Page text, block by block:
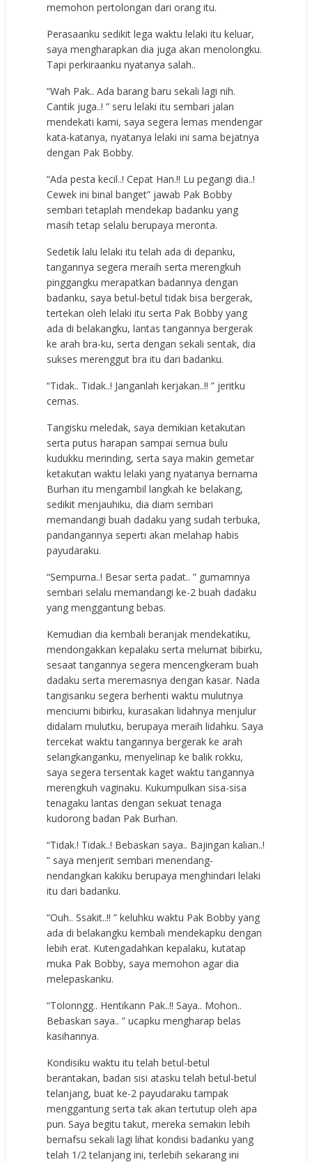
memohon pertolongan dari orang itu.
Perasaanku sedikit lega waktu lelaki itu keluar,
saya mengharapkan dia juga akan menolongku.
Tapi perkiraanku nyatanya salah..
“Wah Pak.. Ada barang baru sekali lagi nih.
Cantik juga..! ” seru lelaki itu sembari jalan
mendekati kami, saya segera lemas mendengar
kata-katanya, nyatanya lelaki ini sama bejatnya
dengan Pak Bobby.
“Ada pesta kecil..! Cepat Han.!! Lu pegangi dia..!
Cewek ini binal banget” jawab Pak Bobby
sembari tetaplah mendekap badanku yang
masih tetap selalu berupaya meronta.
Sedetik lalu lelaki itu telah ada di depanku,
tangannya segera meraih serta merengkuh
pinggangku merapatkan badannya dengan
badanku, saya betul-betul tidak bisa bergerak,
tertekan oleh lelaki itu serta Pak Bobby yang
ada di belakangku, lantas tangannya bergerak
ke arah bra-ku, serta dengan sekali sentak, dia
sukses merenggut bra itu dari badanku.
“Tidak.. Tidak..! Janganlah kerjakan..!! ” jeritku
cemas.
Tangisku meledak, saya demikian ketakutan
serta putus harapan sampai semua bulu
kudukku merinding, serta saya makin gemetar
ketakutan waktu lelaki yang nyatanya bernama
Burhan itu mengambil langkah ke belakang,
sedikit menjauhiku, dia diam sembari
memandangi buah dadaku yang sudah terbuka,
pandangannya seperti akan melahap habis
payudaraku.
“Sempurna..! Besar serta padat.. ” gumamnya
sembari selalu memandangi ke-2 buah dadaku
yang menggantung bebas.
Kemudian dia kembali beranjak mendekatiku,
mendongakkan kepalaku serta melumat bibirku,
sesaat tangannya segera mencengkeram buah
dadaku serta meremasnya dengan kasar. Nada
tangisanku segera berhenti waktu mulutnya
menciumi bibirku, kurasakan lidahnya menjulur
didalam mulutku, berupaya meraih lidahku. Saya
tercekat waktu tangannya bergerak ke arah
selangkanganku, menyelinap ke balik rokku,
saya segera tersentak kaget waktu tangannya
merengkuh vaginaku. Kukumpulkan sisa-sisa
tenagaku lantas dengan sekuat tenaga
kudorong badan Pak Burhan.
“Tidak.! Tidak..! Bebaskan saya.. Bajingan kalian..!
” saya menjerit sembari menendang-
nendangkan kakiku berupaya menghindari lelaki
itu dari badanku.
“Ouh.. Ssakit..!! ” keluhku waktu Pak Bobby yang
ada di belakangku kembali mendekapku dengan
lebih erat. Kutengadahkan kepalaku, kutatap
muka Pak Bobby, saya memohon agar dia
melepaskanku.
“Tolonngg.. Hentikann Pak..!! Saya.. Mohon..
Bebaskan saya.. ” ucapku mengharap belas
kasihannya.
Kondisiku waktu itu telah betul-betul
berantakan, badan sisi atasku telah betul-betul
telanjang, buat ke-2 payudaraku tampak
menggantung serta tak akan tertutup oleh apa
pun. Saya begitu takut, mereka semakin lebih
bernafsu sekali lagi lihat kondisi badanku yang
telah 1/2 telanjang ini, terlebih sekarang ini